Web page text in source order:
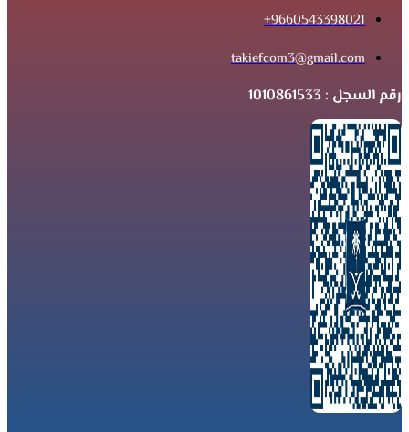
9660543398021+
takiefcom3@gmail.com
رقم السجل : 1010861533